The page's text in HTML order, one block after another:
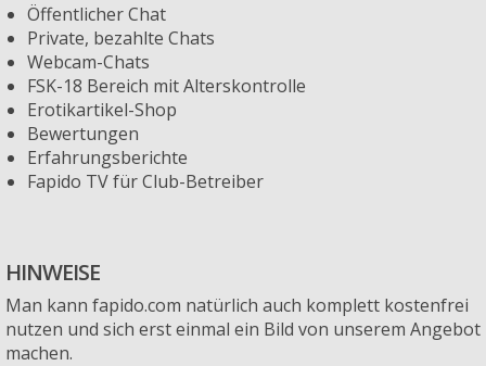
Öffentlicher Chat
Private, bezahlte Chats
Webcam-Chats
FSK-18 Bereich mit Alterskontrolle
Erotikartikel-Shop
Bewertungen
Erfahrungsberichte
Fapido TV für Club-Betreiber
HINWEISE
Man kann fapido.com natürlich auch komplett kostenfrei
nutzen und sich erst einmal ein Bild von unserem Angebot
machen.